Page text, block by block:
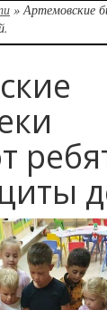
»Артемовские